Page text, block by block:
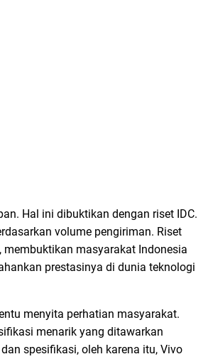
Hal ini dibuktikan dengan riset IDC.
volume pengiriman. Riset
masyarakat Indonesia
prestasinya di dunia teknologi
menyita perhatian masyarakat.
menarik yang ditawarkan
spesifikasi, oleh karena itu, Vivo